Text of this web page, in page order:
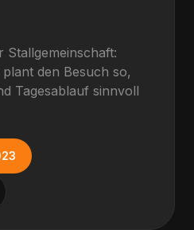
Stallgemeinschaft:
den Besuch so,
Tagesablauf sinnvoll